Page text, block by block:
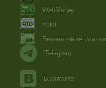
WebMoney
Volet
Безналичный платеж
Telegram
Вконтакте